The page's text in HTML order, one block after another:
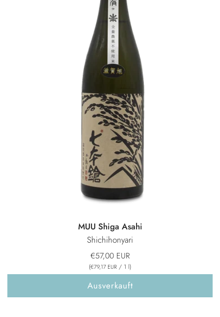
MUU Shiga Asahi
Shichihonyari
€57,00 EUR
(€79,17 EUR / 1 l)
Ausverkauft